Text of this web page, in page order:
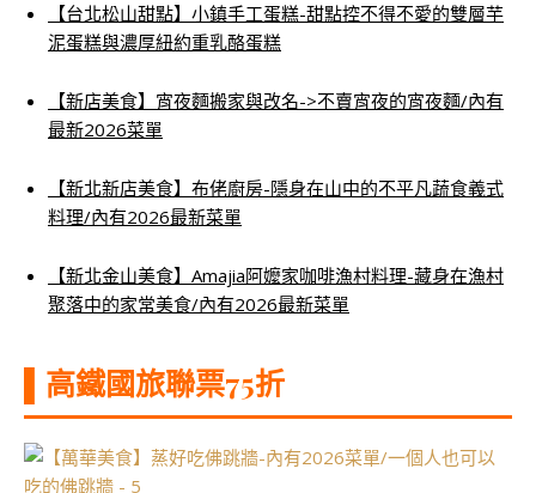
【台北松山甜點】小鎮手工蛋糕-甜點控不得不愛的雙層芋
泥蛋糕與濃厚紐約重乳酪蛋糕
【新店美食】宵夜麵搬家與改名->不賣宵夜的宵夜麵/內有
最新2026菜單
【新北新店美食】布佬廚房-隱身在山中的不平凡蔬食義式
料理/內有2026最新菜單
【新北金山美食】Amajia阿嬤家咖啡漁村料理-藏身在漁村
聚落中的家常美食/內有2026最新菜單
▌高鐵國旅聯票75折